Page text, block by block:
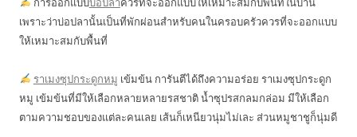
เพราะว่าบ่อปลานั้นเป็นที่พักผ่อนสำหรับคนในครอบครัวควรที่จะออกแบบ
ให้เหมาะสมกับพื้นที่
ราเมงซุปกระดูกหมู เข้มข้น การันตีได้ถึงความอร่อย ราเมงซุปกระดูก
หมู เข้มข้นที่มีให้เลือกหลายหลายรสชาติ น้ำซุปรสกลมกล่อม มีให้เลือก
ตามความชอบของแต่ละคนเลย เส้นก็เหนียวนุ่มไม่เละ ส่วนหมูชาชูก็นุ่มดี